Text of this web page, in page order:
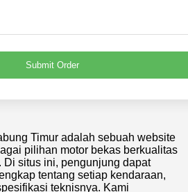
Submit Order
Timur adalah sebuah website
pilihan motor bekas berkualitas
Di situs ini, pengunjung dapat
tentang setiap kendaraan,
teknisnya. Kami